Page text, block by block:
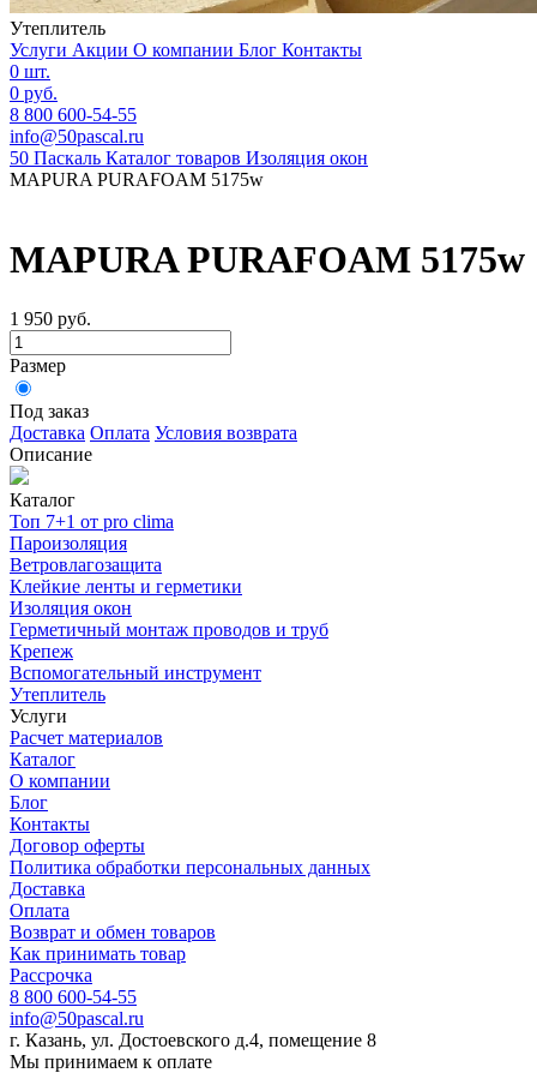
Утеплитель
Услуги Акции О компании Блог Контакты
0 шт.
0 руб.
8 800 600-54-55
info@50pascal.ru
50 Паскаль Каталог товаров Изоляция окон
MAPURA PURAFOAM 5175w
MAPURA PURAFOAM 5175w
1 950 руб.
Размер
Под заказ
Доставка Оплата Условия возврата
Описание
Каталог
Топ 7+1 от pro clima
Пароизоляция
Ветровлагозащита
Клейкие ленты и герметики
Изоляция окон
Герметичный монтаж проводов и труб
Крепеж
Вспомогательный инструмент
Утеплитель
Услуги
Расчет материалов
Каталог
О компании
Блог
Контакты
Договор оферты
Политика обработки персональных данных
Доставка
Оплата
Возврат и обмен товаров
Как принимать товар
Рассрочка
8 800 600-54-55
info@50pascal.ru
г. Казань, ул. Достоевского д.4, помещение 8
Мы принимаем к оплате